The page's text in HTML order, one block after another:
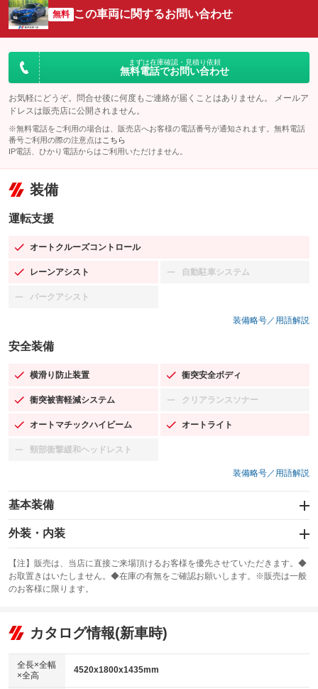
無料 この車両に関するお問い合わせ
まずは在庫確認・見積り依頼
無料電話でお問い合わせ
お気軽にどうぞ。問合せ後に何度もご連絡が届くことはありません。 メールア
ドレスは販売店に公開されません。
※無料電話をご利用の場合は、販売店へお客様の電話番号が通知されます。無料電話
番号ご利用の際の注意点は こちら
IP電話、ひかり電話からはご利用いただけません。
装備
運転支援
オートクルーズコントロール
：装備あり
レーンアシスト
：装備あり 自動駐車システム
：装備なし
パークアシスト
：装備なし
装備略号／用語解説
安全装備
横滑り防止装置
：装備あり 衝突安全ボディ
：装備あり
衝突被害軽減システム
：装備あり クリアランスソナー
：装備なし
オートマチックハイビーム
：装備あり オートライト
：装備あり
頸部衝撃緩和ヘッドレスト
：装備なし
装備略号／用語解説
基本装備
エアバッグ：運転席/助手席/サイド
：装備あり
：装備なし
サンルーフ
：装備なし ABS
リフトアップ
：装備なし
：装備なし
パワーウィンドウ
外装・内装
カーナビ：SDナビ
：装備あり
TV：フルセグ
：装備あり
ビジュアル：-／DVD再生
：装備あり
：装備あり
革シート
【注】販売は、当店に直接ご来場頂けるお客様を優先させていただきます。◆
お取置きはいたしません。◆在庫の有無をご確認お願いします。※販売は一般
のお客様に限ります。
カタログ情報(新車時)
全長×全幅
×全高
4520x1800x1435mm